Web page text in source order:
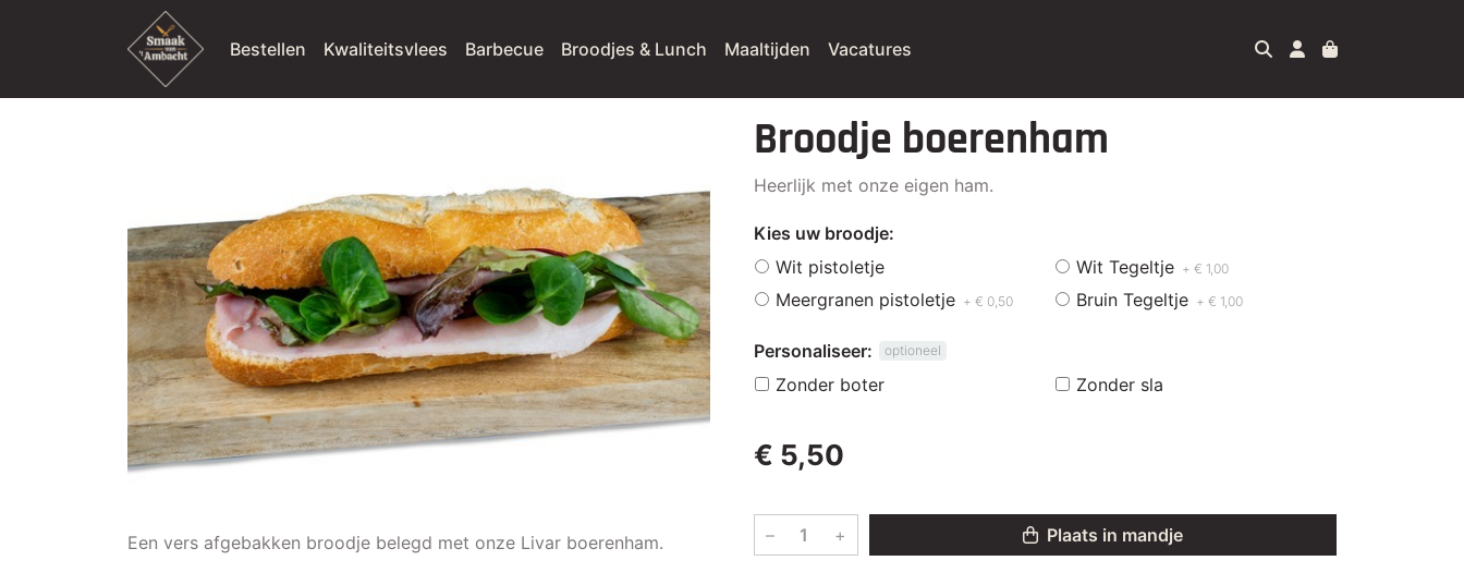
Bestellen Kwaliteitsvlees Barbecue Broodjes & Lunch Maaltijden Vacatures
Een vers afgebakken broodje belegd met onze Livar boerenham.
Broodje boerenham
Heerlijk met onze eigen ham.
Kies uw broodje:
Wit pistoletje
Meergranen pistoletje + € 0,50
Wit Tegeltje + € 1,00
Bruin Tegeltje + € 1,00
Personaliseer: optioneel
Zonder boter Zonder sla
€ 5,50
– + Plaats in mandje